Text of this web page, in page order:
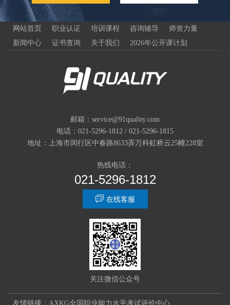
网站首页 职业认证 培训课程 咨询辅导
师资力量
新闻中心
证书查询 关于我们 2026年公开课计划
邮箱：service@91quality.com
电话：021-5296-1812 / 021-5296-1815
地址：上海市闵行区中春路8633弄万科虹桥云25幢228室
热线电话：
021-5296-1812
 在线客服
关注微信公众号
友情链接： AXKG全国职业能力水平考试评价中心